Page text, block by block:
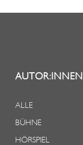
AUTOR:INNEN
ALLE
BÜHNE
HÖRSPIEL